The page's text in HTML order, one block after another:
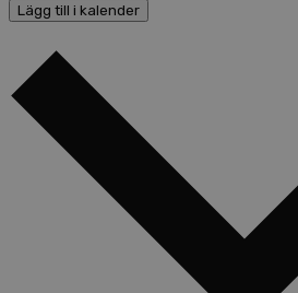
Lägg till i kalender